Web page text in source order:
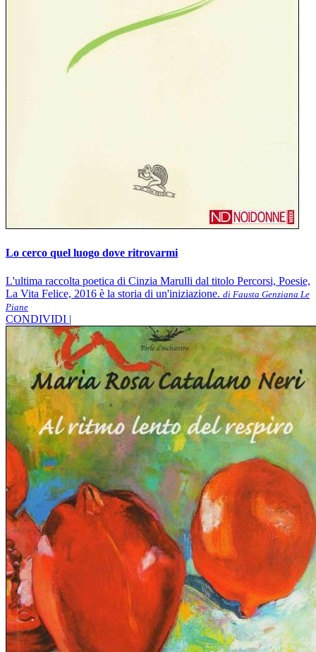
Lo cerco quel luogo dove ritrovarmi
L'ultima raccolta poetica di Cinzia Marulli dal titolo Percorsi, Poesie,
La Vita Felice, 2016 è la storia di un'iniziazione. di Fausta Genziana Le
Piane
CONDIVIDI |